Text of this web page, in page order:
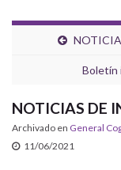
Boletín
NOTICIAS DE
Archivado en General
11/06/2021